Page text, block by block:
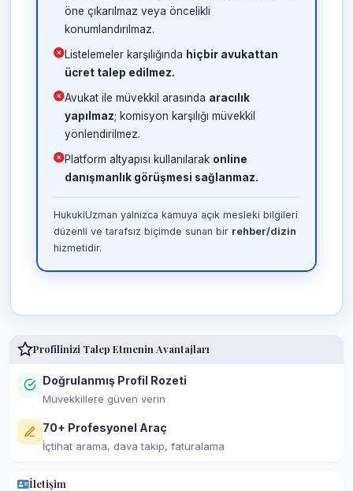
öne çıkarılmaz veya öncelikli
konumlandırılmaz.
Listelemeler karşılığında hiçbir avukattan
ücret talep edilmez.
Avukat ile müvekkil arasında aracılık
yapılmaz; komisyon karşılığı müvekkil
yönlendirilmez.
Platform altyapısı kullanılarak online
danışmanlık görüşmesi sağlanmaz.
HukukiUzman yalnızca kamuya açık mesleki bilgileri
düzenli ve tarafsız biçimde sunan bir rehber/dizin
hizmetidir.
Profilinizi Talep Etmenin Avantajları
Doğrulanmış Profil Rozeti
Müvekkillere güven verin
70+ Profesyonel Araç
İçtihat arama, dava takip, faturalama
İletişim